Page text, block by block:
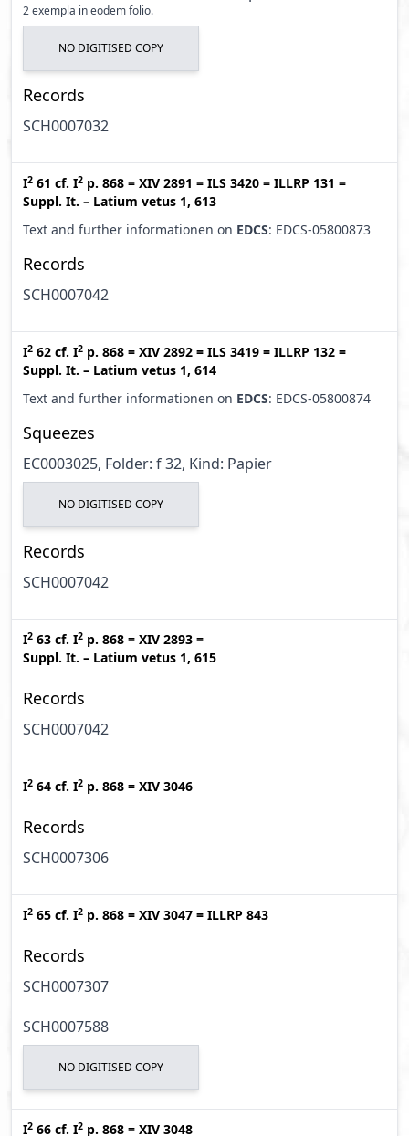
2 exempla in eodem folio.
NO DIGITISED COPY
Records
SCH0007032
I2 61 cf. I2 p. 868 = XIV 2891 = ILS 3420 = ILLRP 131 =
Suppl. It. – Latium vetus 1, 613
Text and further informationen on EDCS: EDCS-05800873
Records
SCH0007042
I2 62 cf. I2 p. 868 = XIV 2892 = ILS 3419 = ILLRP 132 =
Suppl. It. – Latium vetus 1, 614
Text and further informationen on EDCS: EDCS-05800874
Squeezes
EC0003025, Folder: f 32, Kind: Papier
NO DIGITISED COPY
Records
SCH0007042
I2 63 cf. I2 p. 868 = XIV 2893 =
Suppl. It. – Latium vetus 1, 615
Records
SCH0007042
I2 64 cf. I2 p. 868 = XIV 3046
Records
SCH0007306
I2 65 cf. I2 p. 868 = XIV 3047 = ILLRP 843
Records
SCH0007307
SCH0007588
NO DIGITISED COPY
I2 66 cf. I2 p. 868 = XIV 3048